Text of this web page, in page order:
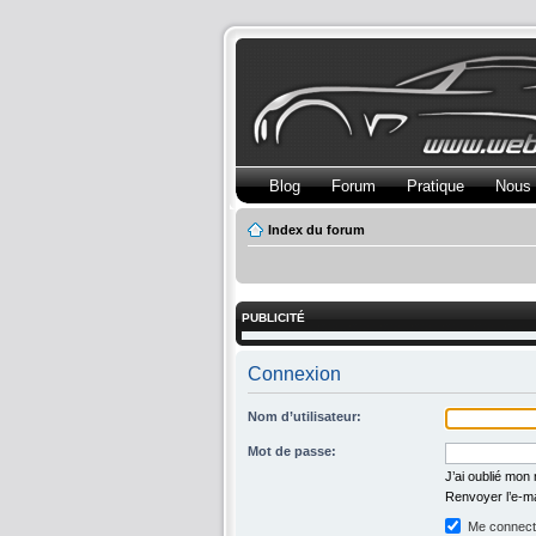
Blog Forum Pratique Nous
Index du forum
PUBLICITÉ
Connexion
Nom d’utilisateur:
Mot de passe:
J’ai oublié
Renvoyer l’e-
Me